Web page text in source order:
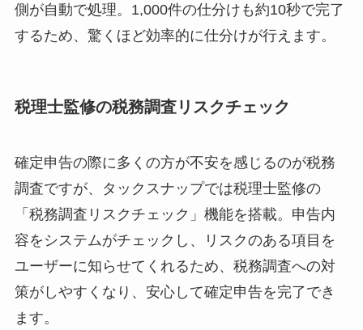
側が自動で処理。1,000件の仕分けも約10秒で完了
するため、驚くほど効率的に仕分けが行えます。
税理士監修の税務調査リスクチェック
確定申告の際に多くの方が不安を感じるのが税務
調査ですが、タックスナップでは税理士監修の
「税務調査リスクチェック」機能を搭載。申告内
容をシステムがチェックし、リスクのある項目を
ユーザーに知らせてくれるため、税務調査への対
策がしやすくなり、安心して確定申告を完了でき
ます。